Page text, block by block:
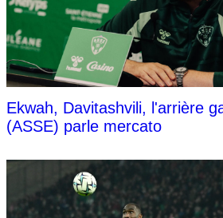
Ekwah, Davitashvili, l'arrière
(ASSE) parle mercato